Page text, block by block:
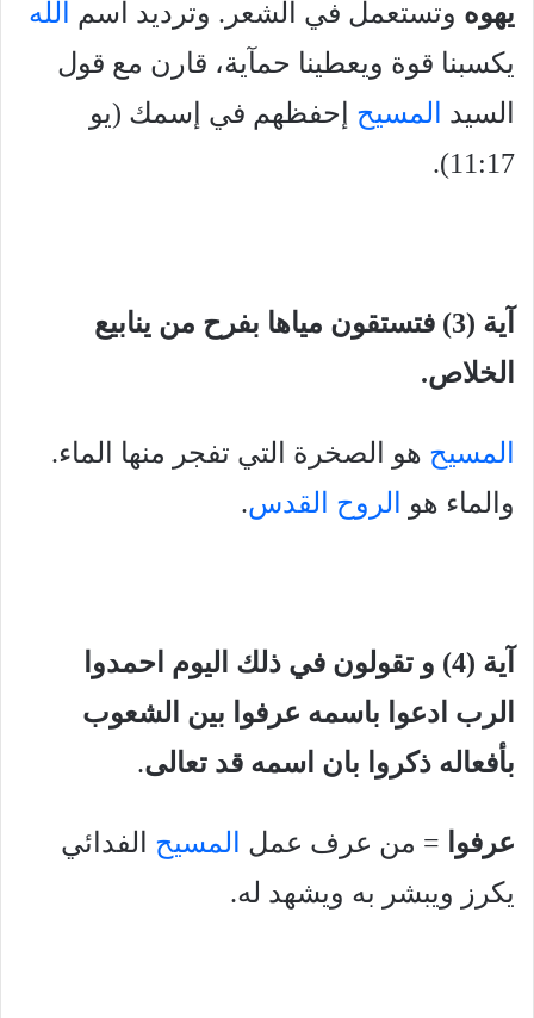
يهوه وتستعمل في الشعر. وترديد أسم
الله
يكسبنا قوة ويعطينا حمآية، قارن مع قول
السيد
المسيح إحفظهم في إسمك (يو
11:17).
آية (3) فتستقون مياها بفرح من ينابيع
الخلاص.
المسيح هو الصخرة التي تفجر منها الماء.
والماء هو
الروح القدس.
آية (4) و تقولون في ذلك اليوم احمدوا
الرب ادعوا باسمه عرفوا بين الشعوب
بأفعاله ذكروا بان اسمه قد تعالى.
عرفوا = من عرف عمل المسيح الفدائي
يكرز ويبشر به ويشهد له.